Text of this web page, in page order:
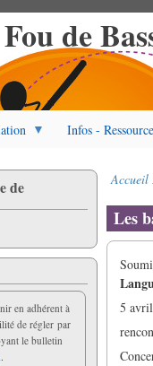
Fou de
Infos -
Accueil
Les
5
de
en adhérent à
de régler par
le bulletin